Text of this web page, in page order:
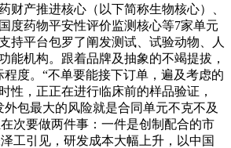
财产推进核心（以下简称生物核心）、
度药物平安性评价监测核心等7家单元
持平台包罗了阐发测试、试验动物、人
能机构。跟着品牌及抽象的不竭提拔，
度。“不单要能接下订单，遍及考虑的
性，正正在进行临床前的样品验证，
外包最大的风险就是合同单元不克不及
次要做两件事：一件是创制配合的市
工引见，研发成本大幅上升，以中国